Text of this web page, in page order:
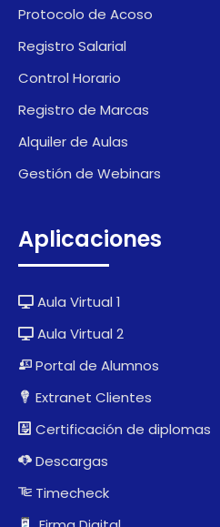
Protocolo de Acoso
Registro Salarial
Control Horario
Registro de Marcas
Alquiler de Aulas
Gestión de Webinars
Aplicaciones
Aula Virtual 1
Aula Virtual 2
Portal de Alumnos
Extranet Clientes
Certificación de diplomas
Descargas
Timecheck